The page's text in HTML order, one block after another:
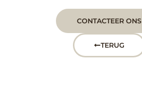
CONTACTEER ONS
TERUG